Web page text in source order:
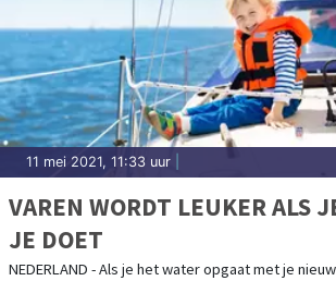
11 mei 2021, 11:33 uur
VAREN WORDT LEUKER ALS
JE DOET
NEDERLAND - Als je het water opgaat met je